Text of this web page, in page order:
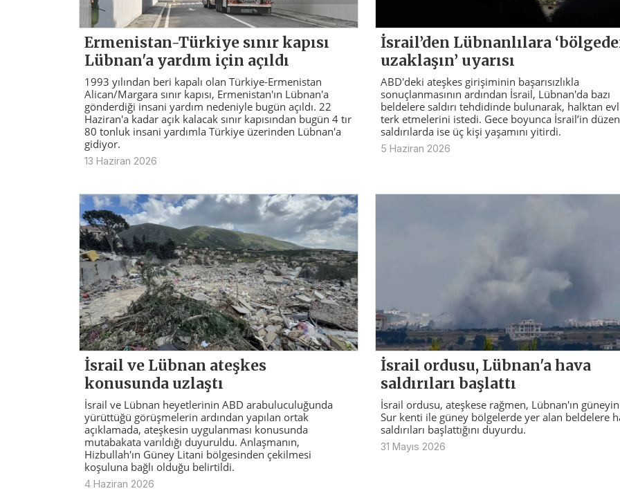
Ermenistan-Türkiye sınır kapısı
Lübnan'a yardım için açıldı
1993 yılından beri kapalı olan Türkiye-Ermenistan
Alican/Margara sınır kapısı, Ermenistan'ın Lübnan'a
gönderdiği insani yardım nedeniyle bugün açıldı. 22
Haziran'a kadar açık kalacak sınır kapısından bugün 4 tır
80 tonluk insani yardımla Türkiye üzerinden Lübnan'a
gidiyor.
13 Haziran 2026
İsrail’den Lübnanlılara
uzaklaşın’ uyarısı
ABD'deki ateşkes girişiminin başarısızlıkla
sonuçlanmasının ardından İsrail, Lübnan'da bazı
beldelere saldırı tehdidinde bulunarak, halktan
terk etmelerini istedi. Gece boyunca İsrail’in
saldırılarda ise üç kişi yaşamını yitirdi.
5 Haziran 2026
İsrail ve Lübnan ateşkes
konusunda uzlaştı
İsrail ve Lübnan heyetlerinin ABD arabuluculuğunda
yürüttüğü görüşmelerin ardından yapılan ortak
açıklamada, ateşkesin uygulanması konusunda
mutabakata varıldığı duyuruldu. Anlaşmanın,
Hizbullah'ın Güney Litani bölgesinden çekilmesi
koşuluna bağlı olduğu belirtildi.
4 Haziran 2026
İsrail ordusu, Lübnan'a hava
saldırıları başlattı
İsrail ordusu, ateşkese rağmen, Lübnan'ın
Sur kenti ile güney bölgelerde yer alan beldelere
saldırıları başlattığını duyurdu.
31 Mayıs 2026